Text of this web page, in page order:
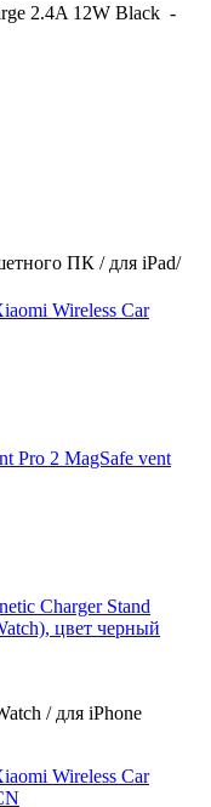
2.4A 12W Black -
ПК / для iPad/
Wireless Car
Pro 2 MagSafe vent
Charger Stand
цвет черный
/ для iPhone
Wireless Car